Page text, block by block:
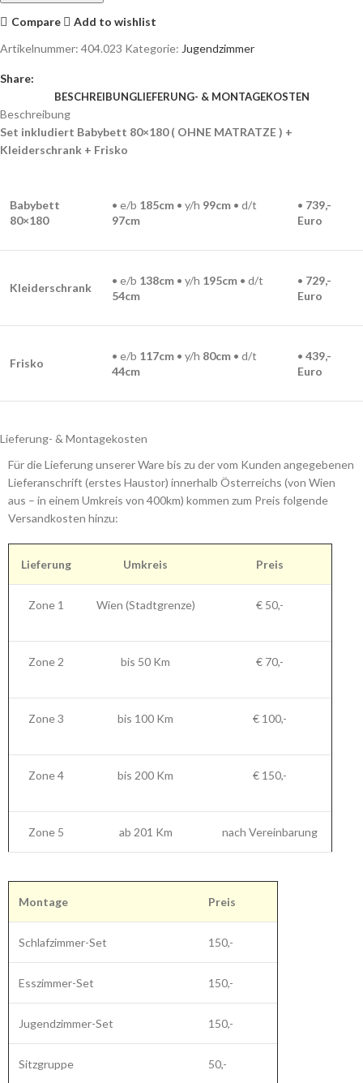
Compare
Add to wishlist
Artikelnummer: 404.023 Kategorie: Jugendzimmer
Share:
BESCHREIBUNGLIEFERUNG- & MONTAGEKOSTEN
Beschreibung
Set inkludiert Babybett 80×180 ( OHNE MATRATZE ) +
Kleiderschrank + Frisko
Babybett
80×180
• e/b 185cm • y/h 99cm • d/t
97cm
• 739,-
Euro
Kleiderschrank
• e/b 138cm • y/h 195cm • d/t
54cm
• 729,-
Euro
Frisko
• e/b 117cm • y/h 80cm • d/t
44cm
• 439,-
Euro
Lieferung- & Montagekosten
Für die Lieferung unserer Ware bis zu der vom Kunden angegebenen
Lieferanschrift (erstes Haustor) innerhalb Österreichs (von Wien
aus – in einem Umkreis von 400km) kommen zum Preis folgende
Versandkosten hinzu:
Lieferung Umkreis Preis
Zone 1 Wien (Stadtgrenze) € 50,-
Zone 2 bis 50 Km € 70,-
Zone 3 bis 100 Km € 100,-
Zone 4 bis 200 Km € 150,-
Zone 5 ab 201 Km nach Vereinbarung
Montage Preis
Schlafzimmer-Set 150,-
Esszimmer-Set 150,-
Jugendzimmer-Set 150,-
Sitzgruppe 50,-